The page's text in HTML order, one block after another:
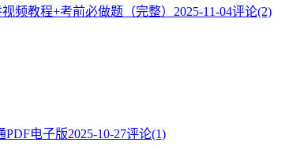
频教程+考前必做题（完整） 2025-11-04评论(2)
PDF电子版2025-10-27评论(1)